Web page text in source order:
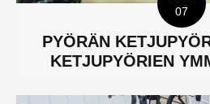
07
PYÖRÄN
KETJUPYÖRIEN